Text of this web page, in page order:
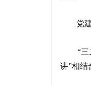
党建
“三二
讲”相结